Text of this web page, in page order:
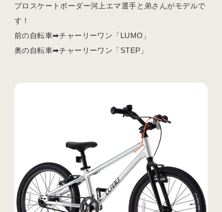
プロスケートボーダー河上エマ選手と弟さんがモデルで
す！
前の自転車➡チャーリーワン「LUMO」
奥の自転車➡チャーリーワン「STEP」